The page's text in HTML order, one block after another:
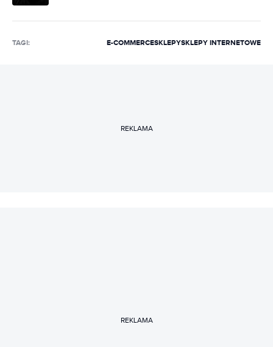
TAGI: E-COMMERCESKLEPYSKLEPY INTERNETOWE
REKLAMA
REKLAMA